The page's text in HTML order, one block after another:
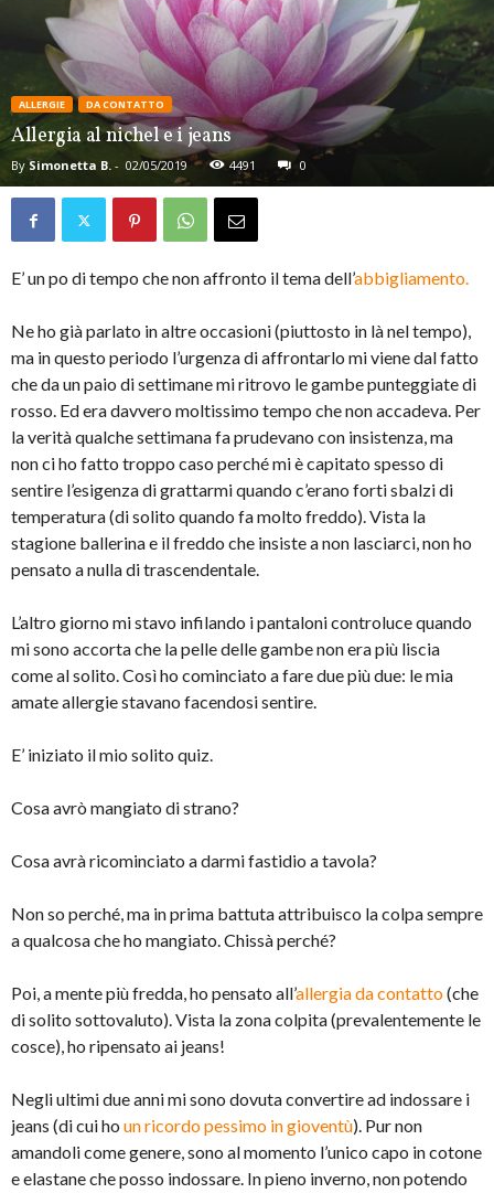
ALLERGIE DA CONTATTO
Allergia al nichel e i jeans
By Simonetta B. - 02/05/2019 4491 0
E’ un po di tempo che non affronto il tema dell’abbigliamento.
Ne ho già parlato in altre occasioni (piuttosto in là nel tempo),
ma in questo periodo l’urgenza di affrontarlo mi viene dal fatto
che da un paio di settimane mi ritrovo le gambe punteggiate di
rosso. Ed era davvero moltissimo tempo che non accadeva. Per
la verità qualche settimana fa prudevano con insistenza, ma
non ci ho fatto troppo caso perché mi è capitato spesso di
sentire l’esigenza di grattarmi quando c’erano forti sbalzi di
temperatura (di solito quando fa molto freddo). Vista la
stagione ballerina e il freddo che insiste a non lasciarci, non ho
pensato a nulla di trascendentale.
L’altro giorno mi stavo infilando i pantaloni controluce quando
mi sono accorta che la pelle delle gambe non era più liscia
come al solito. Così ho cominciato a fare due più due: le mia
amate allergie stavano facendosi sentire.
E’ iniziato il mio solito quiz.
Cosa avrò mangiato di strano?
Cosa avrà ricominciato a darmi fastidio a tavola?
Non so perché, ma in prima battuta attribuisco la colpa sempre
a qualcosa che ho mangiato. Chissà perché?
Poi, a mente più fredda, ho pensato all’allergia da contatto(che
di solito sottovaluto). Vista la zona colpita (prevalentemente le
cosce), ho ripensato ai jeans!
Negli ultimi due anni mi sono dovuta convertire ad indossare i
jeans (di cui ho un ricordo pessimo in gioventù). Pur non
amandoli come genere, sono al momento l’unico capo in cotone
e elastane che posso indossare. In pieno inverno, non potendo